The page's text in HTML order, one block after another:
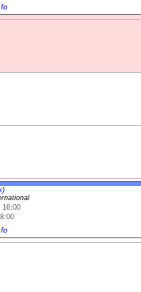
16:00